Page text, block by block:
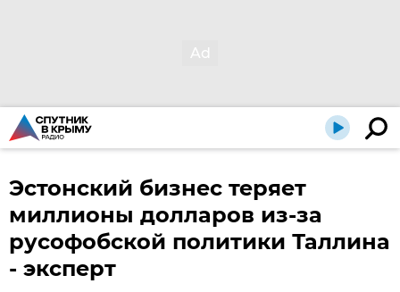
Эстонский бизнес теряет
миллионы долларов из-за
русофобской политики Таллина
- эксперт